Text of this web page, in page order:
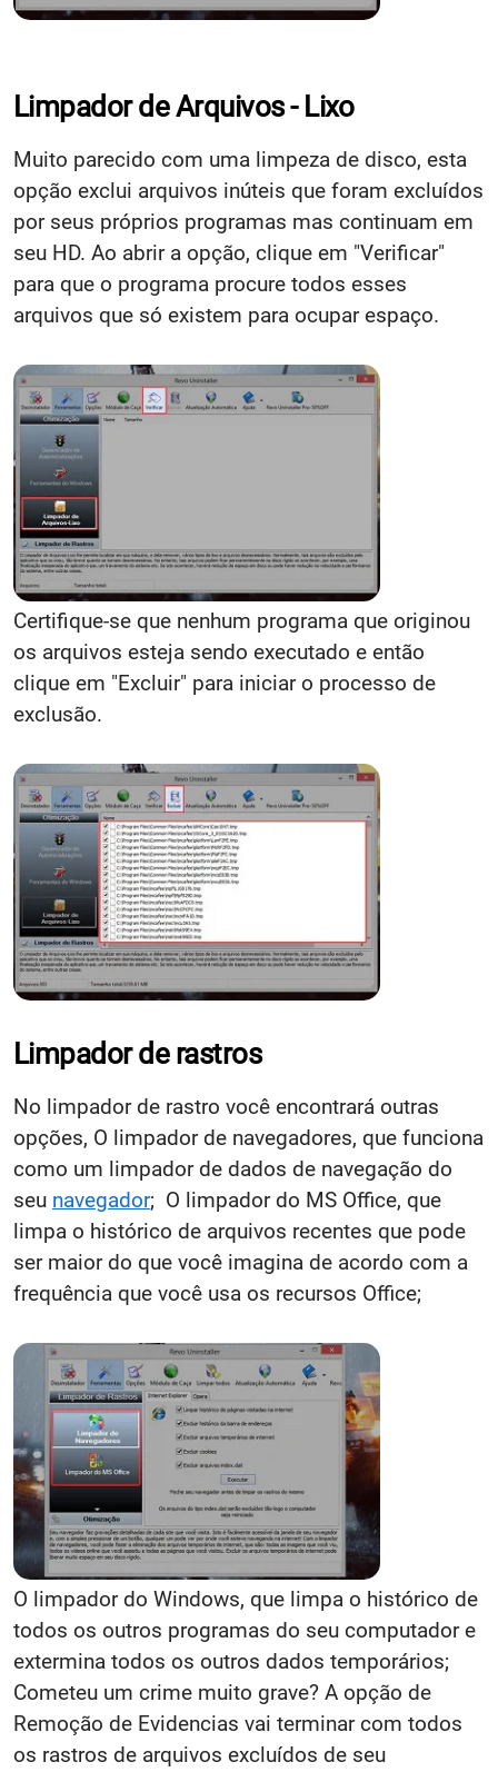
Limpador de Arquivos - Lixo
Muito parecido com uma limpeza de disco, esta
opção exclui arquivos inúteis que foram excluídos
por seus próprios programas mas continuam em
seu HD. Ao abrir a opção, clique em "Verificar"
para que o programa procure todos esses
arquivos que só existem para ocupar espaço.
Certifique-se que nenhum programa que originou
os arquivos esteja sendo executado e então
clique em "Excluir" para iniciar o processo de
exclusão.
Limpador de rastros
No limpador de rastro você encontrará outras
opções, O limpador de navegadores, que funciona
como um limpador de dados de navegação do
seu navegador; O limpador do MS Office, que
limpa o histórico de arquivos recentes que pode
ser maior do que você imagina de acordo com a
frequência que você usa os recursos Office;
O limpador do Windows, que limpa o histórico de
todos os outros programas do seu computador e
extermina todos os outros dados temporários;
Cometeu um crime muito grave? A opção de
Remoção de Evidencias vai terminar com todos
os rastros de arquivos excluídos de seu